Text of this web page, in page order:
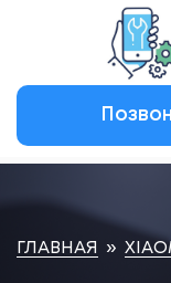
ГЛАВНАЯ »